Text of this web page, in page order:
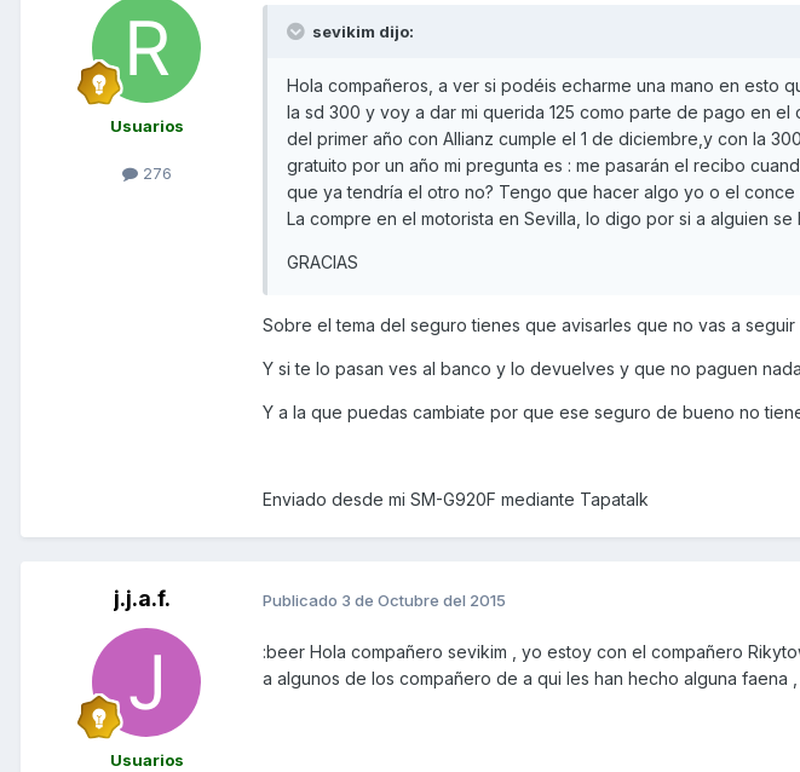
Usuarios
276
sevikim dijo:
Hola compañeros, a ver si podéis echarme una mano en esto
la sd 300 y voy a dar mi querida 125 como parte de pago en
del primer año con Allianz cumple el 1 de diciembre,y con la
gratuito por un año mi pregunta es : me pasarán el recibo
que ya tendría el otro no? Tengo que hacer algo yo o el conce
La compre en el motorista en Sevilla, lo digo por si a alguien se
GRACIAS
Sobre el tema del seguro tienes que avisarles que no vas a
Y si te lo pasan ves al banco y lo devuelves y que no paguen
Y a la que puedas cambiate por que ese seguro de bueno no
Enviado desde mi SM-G920F mediante Tapatalk
j.j.a.f.
Usuarios
Publicado 3 de Octubre del 2015
:beer Hola compañero sevikim , yo estoy con el compañero
a algunos de los compañero de a qui les han hecho alguna faena